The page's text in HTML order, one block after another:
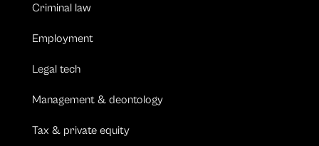
Criminal law
Employment
Legal tech
Management & deontology
Tax & private equity